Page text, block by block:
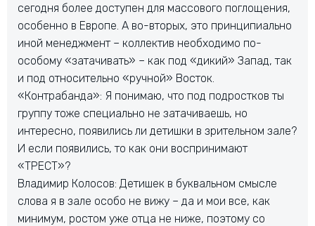
сегодня более доступен для массового поглощения,
особенно в Европе. А во-вторых, это принципиально
иной менеджмент – коллектив необходимо по-
особому «затачивать» – как под «дикий» Запад, так
и под относительно «ручной» Восток.
«Контрабанда»: Я понимаю, что под подростков ты
группу тоже специально не затачиваешь, но
интересно, появились ли детишки в зрительном зале?
И если появились, то как они воспринимают
«ТРЕСТ»?
Владимир Колосов: Детишек в буквальном смысле
слова я в зале особо не вижу – да и мои все, как
минимум, ростом уже отца не ниже, поэтому со